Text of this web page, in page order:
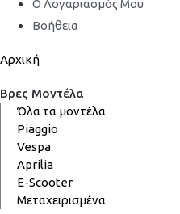
Ο Λογαριασμός Μου
Βοήθεια
Αρχική
Βρες Μοντέλα
Όλα τα μοντέλα
Piaggio
Vespa
Aprilia
E-Scooter
Μεταχειρισμένα